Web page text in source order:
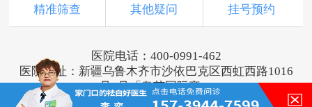
精准筛查 其他疑问 挂号预约
医院电话：400-0991-462
医院地址：新疆乌鲁木齐市沙依巴克区西虹西路1016
号1号「奥莱国际旁」
版权所有：乌鲁木齐新军都皮肤病医院